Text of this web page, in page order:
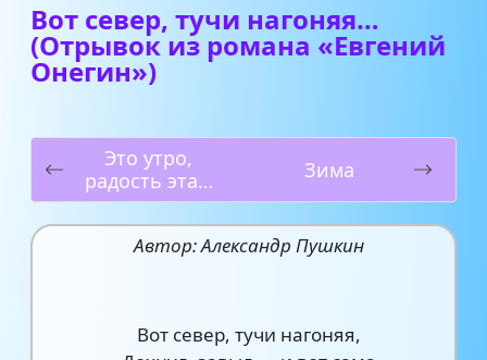
Вот север, тучи нагоняя…
(Отрывок из романа «Евгений
Онегин»)
Это утро,
радость эта…
Зима
Автор: Александр Пушкин
Вот север, тучи нагоняя,